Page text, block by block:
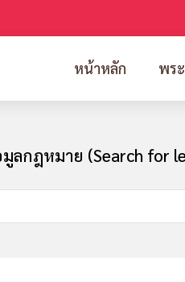
หน้าหลัก พร
ลกฎหมาย (Search for